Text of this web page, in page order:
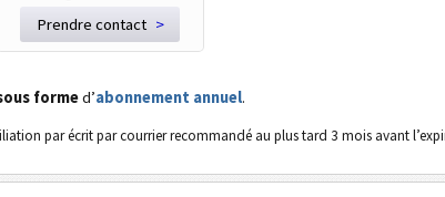
Prendre contact >
formed’abonnement annuel.
par écrit par courrier recommandé au plus tard 3 mois avant